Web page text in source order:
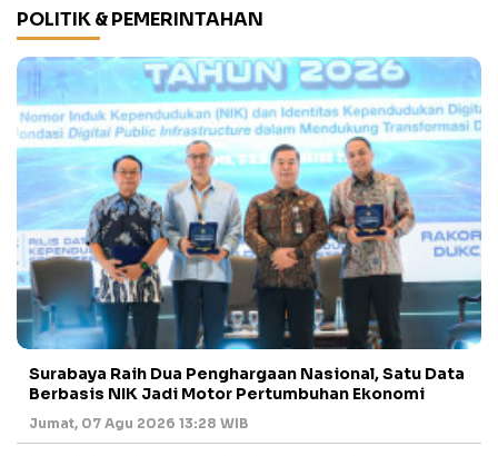
POLITIK & PEMERINTAHAN
Surabaya Raih Dua Penghargaan Nasional, Satu Data
Berbasis NIK Jadi Motor Pertumbuhan Ekonomi
Jumat, 07 Agu 2026 13:28 WIB